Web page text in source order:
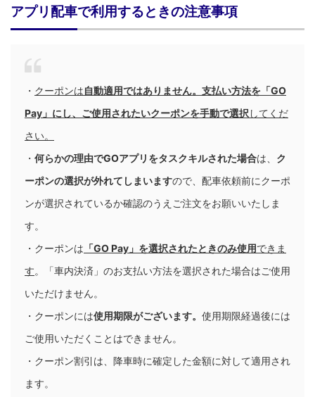
アプリ配車で利用するときの注意事項
・ クーポンは自動適用ではありません。支払い方法を「GO
Pay」にし、ご使用されたいクーポンを手動で選択 してくだ
さい。
・ 何らかの理由でGOアプリをタスクキルされた場合は、 ク
ーポンの選択が外れてしまいますので、配車依頼前にクーポ
ンが選択されているか確認のうえご注文をお願いいたしま
す。
・クーポンは 「GO Pay 」を選択されたときのみ使用できま
す。「車内決済」のお支払い方法を選択された場合はご使用
いただけません。
・クーポンには使用期限がございます。 使用期限経過後には
ご使用いただくことはできません。
・クーポン割引は、 降車時に確定した金額に対して適用され
ます。